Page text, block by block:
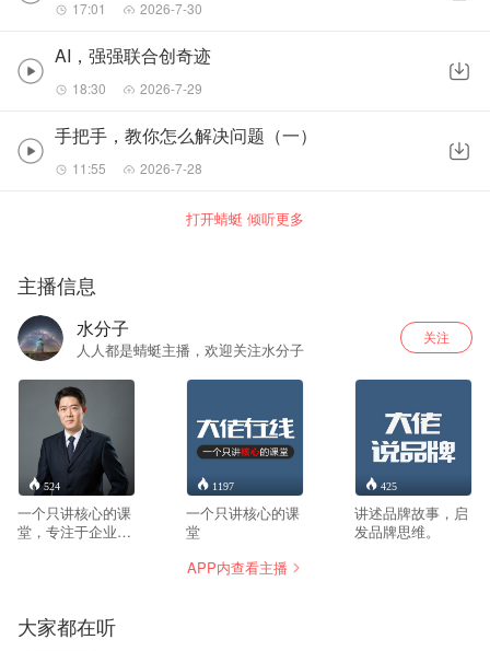
17:01 2026-7-30
AI，强强联合创奇迹
18:30 2026-7-29
手把手，教你怎么解决问题（一）
11:55 2026-7-28
打开蜻蜓 倾听更多
主播信息
水分子
人人都是蜻蜓主播，欢迎关注水分子
关注
524
一个只讲核心的课
堂，专注于企业战
1197
一个只讲核心的课
堂
425
讲述品牌故事，启
发品牌思维。
APP内查看主播
大家都在听